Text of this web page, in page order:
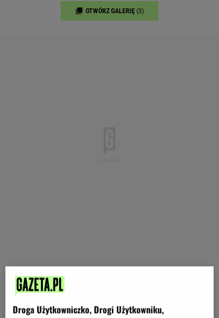
OTWÓRZ GALERIĘ (3)
Chłodne miesiące to czas, kiedy wiele osób znacznie
chętniej raczy się gorącą herbatką. Jest prosta w
przyrządzeniu, wspaniale rozgrzewa i jeszcze lepiej
Droga Użytkowniczko, Drogi Użytkowniku,